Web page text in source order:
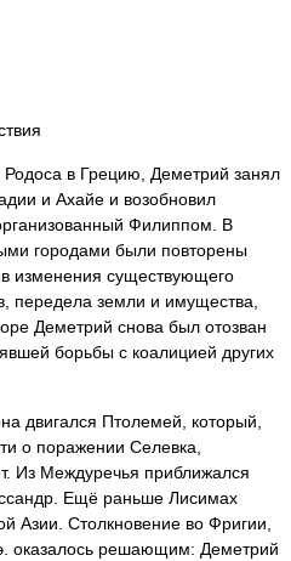
в Грецию, Деметрий занял
и Ахайе и возобновил
Филиппом. В
городами были повторены
изменения существующего
передела земли и имущества,
Деметрий снова был отозван
борьбы с коалицией других
двигался Птолемей, который,
о поражении Селевка,
Из Междуречья приближался
Ещё раньше Лисимах
Азии. Столкновение во Фригии,
оказалось решающим: Деметрий